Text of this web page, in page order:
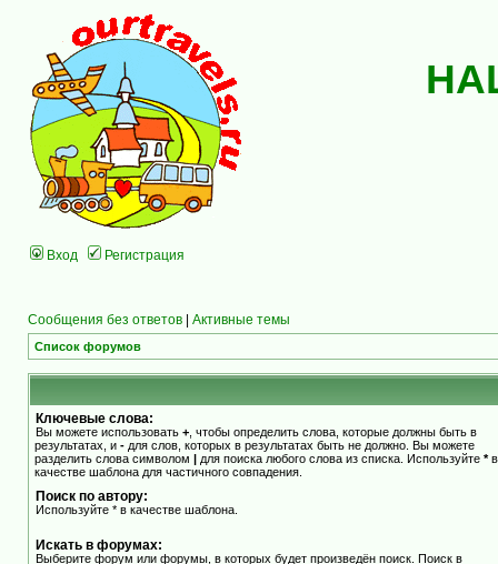
Вход Регистрация
Сообщения без ответов | Активные темы
Список форумов
Ключевые слова:
Вы можете использовать + , чтобы определить слова, которые должны быть в
результатах, и - для слов, которых в результатах быть не должно. Вы можете
разделить слова символом | для поиска любого слова из списка. Используйте *в
качестве шаблона для частичного совпадения.
Поиск по автору:
Используйте * в качестве шаблона.
Искать в форумах:
Выберите форум или форумы, в которых будет произведён поиск. Поиск в